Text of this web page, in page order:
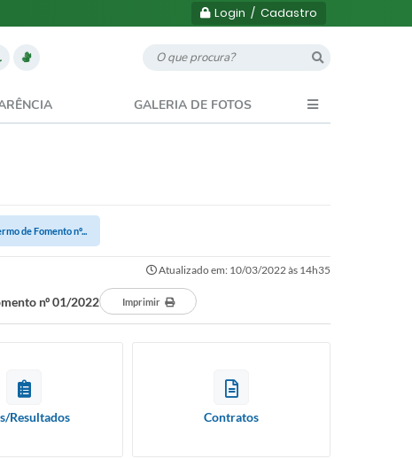
Login / Cadastro
GALERIA DE FOTOS
de Fomento nº...
Atualizado em: 10/03/2022 às 14h35
nº 01/2022 Imprimir
Resultados Contratos